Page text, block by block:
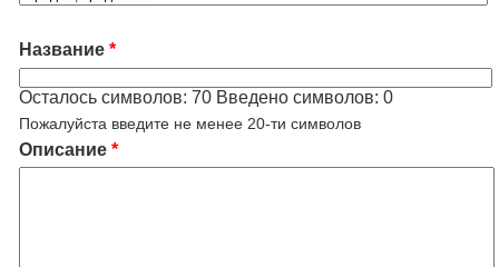
Название *
Осталось символов: 70 Введено символов: 0
Пожалуйста введите не менее 20-ти символов
Описание *